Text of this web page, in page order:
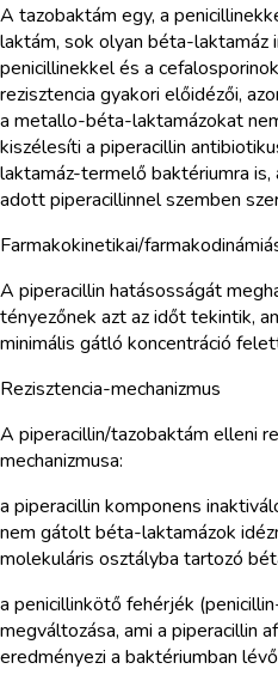
A tazobaktám egy, a
laktám, sok olyan béta-laktamáz
penicillinekkel és a
rezisztencia gyakori előidézői,
a metallo-béta-laktamázokat
kiszélesíti a piperacillin
laktamáz-termelő baktériumra is,
adott piperacillinnel szemben
Farmakokinetikai/
A piperacillin hatásosságát
tényezőnek azt az időt tekintik,
minimális gátló koncentráció
Rezisztencia-mechanizmus
A piperacillin/tazobaktám elleni
mechanizmusa:
a piperacillin komponens
nem gátolt béta-laktamázok
molekuláris osztályba tartozó
a penicillinkötő fehérjék
megváltozása, ami a piperacillin
eredményezi a baktériumban